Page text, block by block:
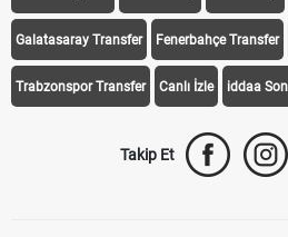
iddaa Programı Galatasaray Fenerbahçe
Galatasaray Transfer Fenerbahçe Transfer
Canlı İzle iddaa